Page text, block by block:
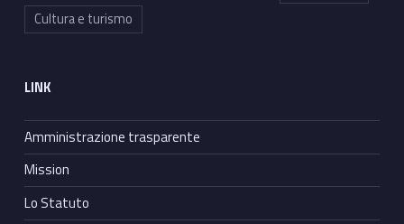
Cultura e turismo
LINK
Amministrazione trasparente
Mission
Lo Statuto